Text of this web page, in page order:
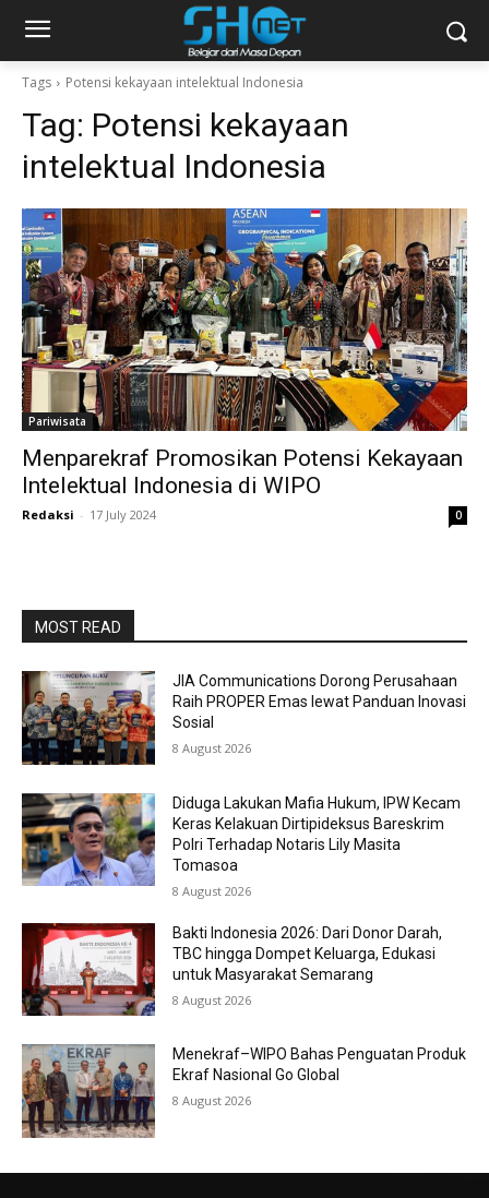
Tags Potensi kekayaan intelektual Indonesia
Tag: Potensi kekayaan
intelektual Indonesia
Pariwisata
Menparekraf Promosikan Potensi Kekayaan
Intelektual Indonesia di WIPO
Redaksi - 17 July 2024 0
MOST READ
JIA Communications Dorong Perusahaan
Raih PROPER Emas lewat Panduan Inovasi
Sosial
8 August 2026
Diduga Lakukan Mafia Hukum, IPW Kecam
Keras Kelakuan Dirtipideksus Bareskrim
Polri Terhadap Notaris Lily Masita
Tomasoa
8 August 2026
Bakti Indonesia 2026: Dari Donor Darah,
TBC hingga Dompet Keluarga, Edukasi
untuk Masyarakat Semarang
8 August 2026
Menekraf–WIPO Bahas Penguatan Produk
Ekraf Nasional Go Global
8 August 2026